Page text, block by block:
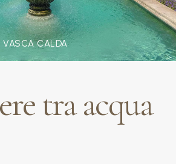
VASCA CALDA
tra acqua